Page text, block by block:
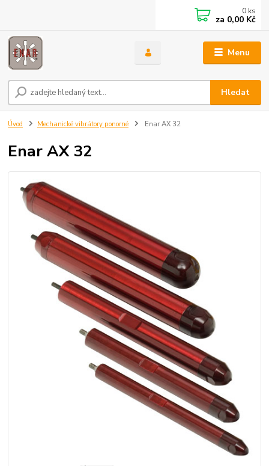
Menu
Hledat
0 ks
za 0,00 Kč
Úvod Mechanické vibrátory ponorné Enar AX 32
Enar AX 32